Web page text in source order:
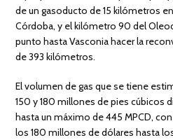
de un gasoducto de 15 kilómetros
Córdoba, y el kilómetro 90 del
punto hasta Vasconia hacer la
de 393 kilómetros.
El volumen de gas que se tiene
150 y 180 millones de pies cúbicos
hasta un máximo de 445 MPCD,
los 180 millones de dólares hasta